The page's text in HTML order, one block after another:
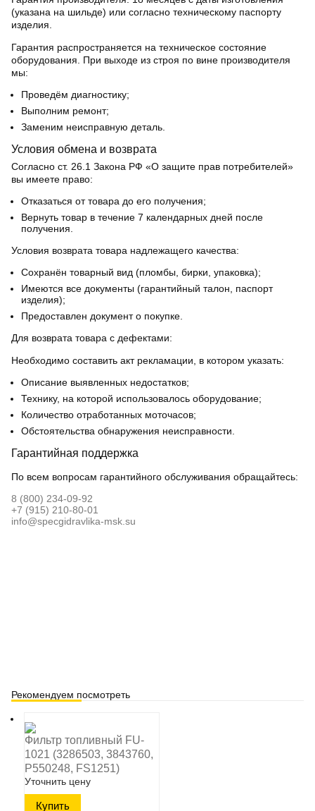
(указана на шильде) или согласно техническому паспорту
изделия.
Гарантия распространяется на техническое состояние
оборудования. При выходе из строя по вине производителя
мы:
Проведём диагностику;
Выполним ремонт;
Заменим неисправную деталь.
Условия обмена и возврата
Согласно ст. 26.1 Закона РФ «О защите прав потребителей»
вы имеете право:
Отказаться от товара до его получения;
Вернуть товар в течение 7 календарных дней после
получения.
Условия возврата товара надлежащего качества:
Сохранён товарный вид (пломбы, бирки, упаковка);
Имеются все документы (гарантийный талон, паспорт
изделия);
Предоставлен документ о покупке.
Для возврата товара с дефектами:
Необходимо составить акт рекламации, в котором указать:
Описание выявленных недостатков;
Технику, на которой использовалось оборудование;
Количество отработанных моточасов;
Обстоятельства обнаружения неисправности.
Гарантийная поддержка
По всем вопросам гарантийного обслуживания обращайтесь:
8 (800) 234-09-92
+7 (915) 210-80-01
info@specgidravlika-msk.su
Рекомендуем посмотреть
Фильтр топливный FU-
1021 (3286503, 3843760,
P550248, FS1251)
Уточнить цену